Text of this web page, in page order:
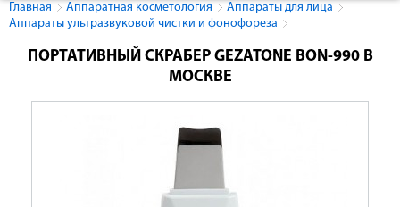
Главная Аппаратная косметология
Аппараты для лица
Аппараты ультразвуковой чистки и фонофореза
ПОРТАТИВНЫЙ СКРАБЕР GEZATONE BON-990 В
МОСКВЕ